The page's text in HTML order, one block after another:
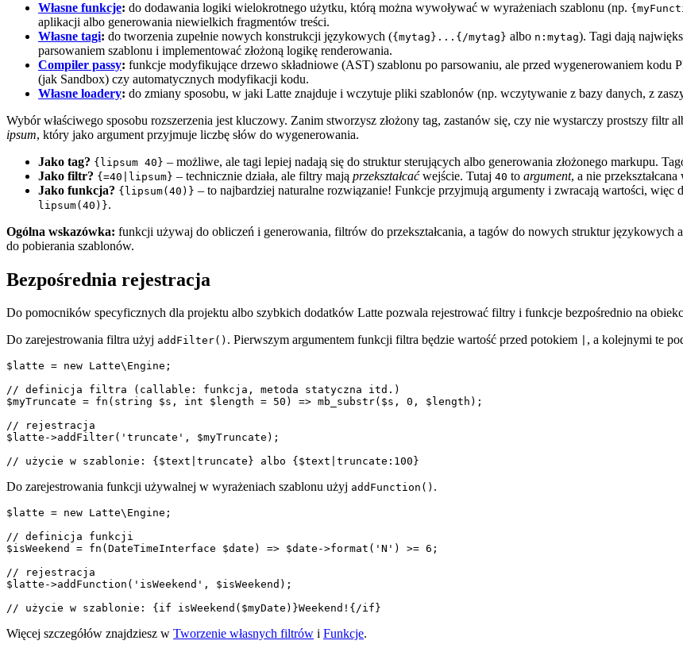
Własne funkcje: do dodawania logiki wielokrotnego użytku, którą można wywoływać w wyrażeniach szablonu (np.
aplikacji albo generowania niewielkich fragmentów treści.
Własne tagi: do tworzenia zupełnie nowych konstrukcji językowych ({mytag}...{/mytag} albo n:mytag). Tagi dają
parsowaniem szablonu i implementować złożoną logikę renderowania.
Compiler passy: funkcje modyfikujące drzewo składniowe (AST) szablonu po parsowaniu, ale przed wygenerowaniem kodu
(jak Sandbox) czy automatycznych modyfikacji kodu.
Własne loadery: do zmiany sposobu, w jaki Latte znajduje i wczytuje pliki szablonów (np. wczytywanie z bazy danych, z
Wybór właściwego sposobu rozszerzenia jest kluczowy. Zanim stworzysz złożony tag, zastanów się, czy nie wystarczy prostszy filtr
ipsum, który jako argument przyjmuje liczbę słów do wygenerowania.
Jako tag? {lipsum 40} – możliwe, ale tagi lepiej nadają się do struktur sterujących albo generowania złożonego markupu.
Jako filtr? {=40|lipsum} – technicznie działa, ale filtry mają przekształcaćwejście. Tutaj 40 to argument, a nie
Jako funkcja? {lipsum(40)} – to najbardziej naturalne rozwiązanie! Funkcje przyjmują argumenty i zwracają wartości,
lipsum(40)}.
Ogólna wskazówka: funkcji używaj do obliczeń i generowania, filtrów do przekształcania, a tagów do nowych struktur językowych
do pobierania szablonów.
Bezpośrednia rejestracja
Do pomocników specyficznych dla projektu albo szybkich dodatków Latte pozwala rejestrować filtry i funkcje bezpośrednio na
Do zarejestrowania filtra użyj addFilter() . Pierwszym argumentem funkcji filtra będzie wartość przed potokiem , a kolejnymi te
$latte = new Latte\Engine;
// definicja filtra (callable: funkcja, metoda statyczna itd.)
$myTruncate = fn(string $s, int $length = 50) => mb_substr($s, 0, $length);
// rejestracja
$latte->addFilter('truncate', $myTruncate);
Do zarejestrowania funkcji używalnej w wyrażeniach szablonu użyj addFunction() .
$latte = new Latte\Engine;
// definicja funkcji
$isWeekend = fn(DateTimeInterface $date) => $date->format('N') >= 6;
// rejestracja
$latte->addFunction('isWeekend', $isWeekend);
Więcej szczegółów znajdziesz w Tworzenie własnych filtrów i Funkcje.